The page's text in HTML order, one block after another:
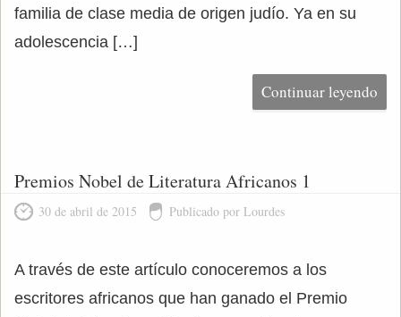
familia de clase media de origen judío. Ya en su
adolescencia […]
Continuar leyendo
Premios Nobel de Literatura Africanos 1
30 de abril de 2015 Publicado por Lourdes
A través de este artículo conoceremos a los
escritores africanos que han ganado el Premio